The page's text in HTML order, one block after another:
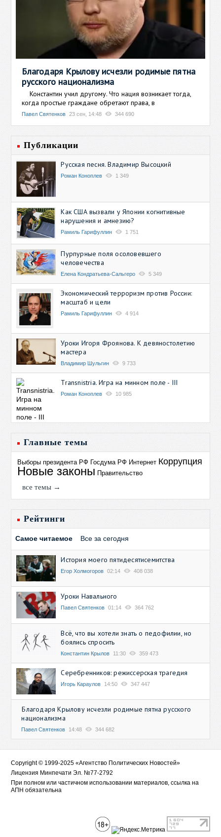
Благодаря Крылову исчезли родимые пятна
русского национализма
Константин учил другому. Что нация возникает тогда,
когда простые граждане обретают права, в
Павел Святенков 23 сен, 14:48 344 690
Публикации
Русская песня. Владимир Высоцкий
Роман Коноплев 1 349
Как США вызвали у Японии когнитивные
нарушения и амнезию?
Рамиль Гарифуллин 1 751
Пурпурные поля осоловевшего
человечества
Елена Кондратьева-Сальгеро 5 349
Экономический терроризм против России:
масштаб и цели
Рамиль Гарифуллин 4 914
Уроки Игоря Фроянова. К девяностолетию
мастера
Владимир Шульгин 9 733
Transnistria. Игра на минном поле - III
Роман Коноплев 10 985
Главные темы
Выборы президента РФ Госдума РФ Интернет Коррупция
Новые законы Правительство
все темы →
Рейтинги
Самое читаемое Все за сегодня
История моего пятидесятисемитства
Егор Холмогоров 02:14 408 038
Уроки Навального
Павел Святенков 01:14 364 762
Всё, что вы хотели знать о педофилии, но
боялись спросить
Константин Крылов 11:30 359 473
Серебренников: режиссерская трагедия
Игорь Караулов 14:50 347 447
Благодаря Крылову исчезли родимые пятна русского
национализма
Павел Святенков 14:48 344 682
Copyright © 1999-2025 «Агентство Политических Новостей»
Лицензия Минпечати Эл. №77-2792
При полном или частичном использовании материалов, ссылка на
АПН обязательна